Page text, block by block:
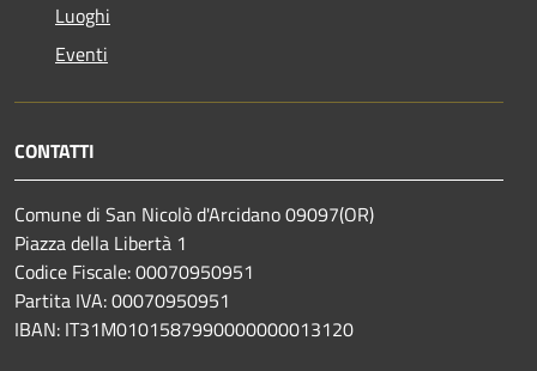
Luoghi
Eventi
CONTATTI
Comune di San Nicolò d'Arcidano 09097(OR)
Piazza della Libertà 1
Codice Fiscale: 00070950951
Partita IVA: 00070950951
IBAN: IT31M0101587990000000013120